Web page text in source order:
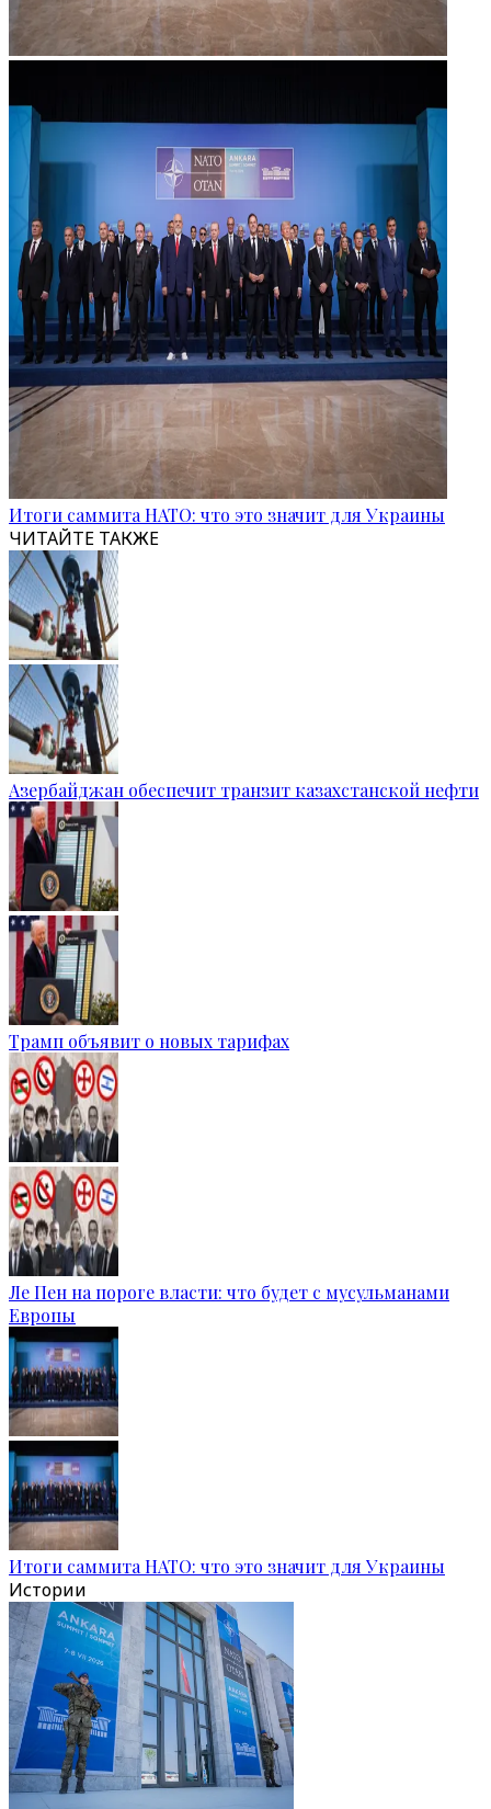
Итоги саммита НАТО: что это значит для Украины
ЧИТАЙТЕ ТАКЖЕ
Азербайджан обеспечит транзит казахстанской нефти
Трамп объявит о новых тарифах
Ле Пен на пороге власти: что будет с мусульманами
Европы
Итоги саммита НАТО: что это значит для Украины
Истории